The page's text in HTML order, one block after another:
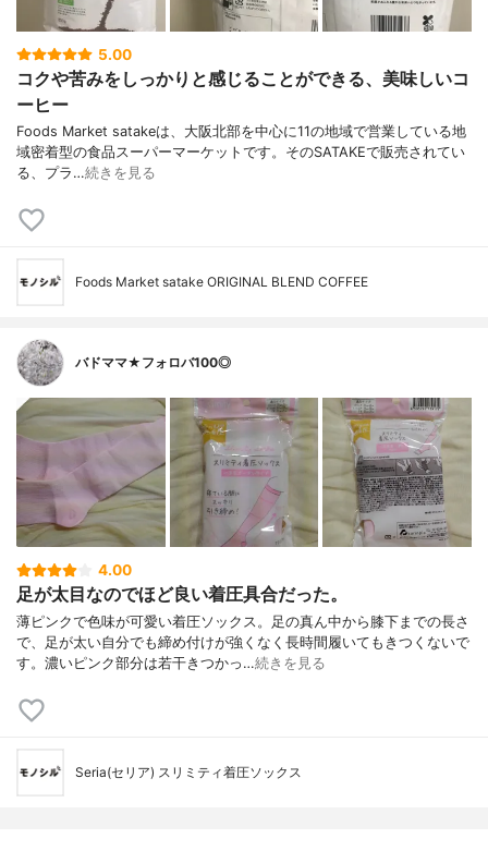
5.00
コクや苦みをしっかりと感じることができる、美味しいコ
ーヒー
Foods Market satakeは、大阪北部を中心に11の地域で営業している地
域密着型の食品スーパーマーケットです。そのSATAKEで販売されてい
る、プラ…続きを見る
Foods Market satake ORIGINAL BLEND COFFEE
バドママ★フォロバ100◎
4.00
足が太目なのでほど良い着圧具合だった。
薄ピンクで色味が可愛い着圧ソックス。足の真ん中から膝下までの長さ
で、足が太い自分でも締め付けが強くなく長時間履いてもきつくないで
す。濃いピンク部分は若干きつかっ…続きを見る
Seria(セリア) スリミティ着圧ソックス